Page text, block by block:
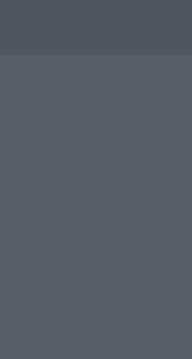
di Firenze